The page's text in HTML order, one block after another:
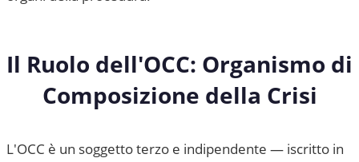
Il Ruolo dell'OCC: Organismo di
Composizione della Crisi
L'OCC è un soggetto terzo e indipendente — iscritto in